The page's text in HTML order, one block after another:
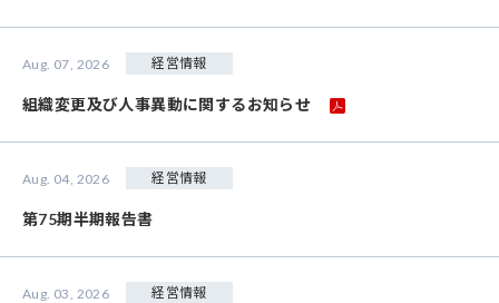
組織変更及び人事異動に関するお知らせ
Aug. 07, 2026 経営情報
第75期半期報告書
Aug. 04, 2026 経営情報
Aug. 03, 2026 経営情報